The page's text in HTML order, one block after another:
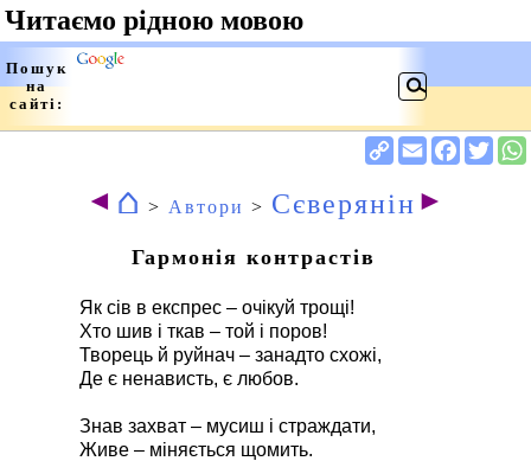
◄ ⌂ > Автори > Сєверянін ►
Гармонія контрастів
Як сів в експрес – очікуй трощі!
Хто шив і ткав – той і поров!
Творець й руйнач – занадто схожі,
Де є ненависть, є любов.
Знав захват – мусиш і страждати,
Живе – міняється щомить.